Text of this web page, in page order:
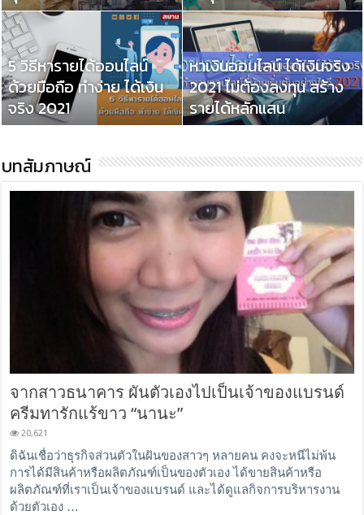
5 วิธีหารายได้ออนไลน์
ด้วยมือถือ ทำง่าย ได้เงิน
จริง 2021
หาเงินออนไลน์ ได้เงินจริง
2021 ไม่ต้องลงทุน สร้าง
รายได้หลักแสน
บทสัมภาษณ์
จากสาวธนาคาร ผันตัวเองไปเป็นเจ้าของแบรนด์
ครีมทารักแร้ขาว “นานะ”
20,621
ดิฉันเชื่อว่าธุรกิจส่วนตัวในฝันของสาวๆ หลายคน คงจะหนีไม่พ้น
การได้มีสินค้าหรือผลิตภัณฑ์เป็นของตัวเอง ได้ขายสินค้าหรือ
ผลิตภัณฑ์ที่เราเป็นเจ้าของแบรนด์ และได้ดูแลกิจการบริหารงาน
ด้วยตัวเอง …